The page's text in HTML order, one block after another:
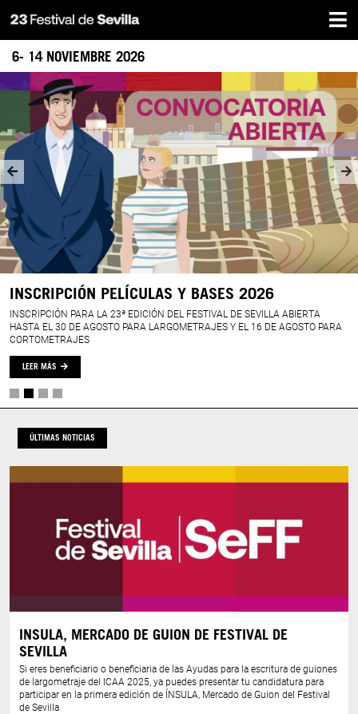
Skip
to
main
content
6- 14 NOVIEMBRE 2026
LA
BANDA
SONORA
PERFECTA
INSCRIPCIÓN PELÍCULAS Y BASES 2026
INSCRIPCIÓN PARA LA 23ª EDICIÓN DEL FESTIVAL DE SEVILLA ABIERTA
HASTA EL 30 DE AGOSTO PARA LARGOMETRAJES Y EL 16 DE AGOSTO PARA
CORTOMETRAJES
LEER MÁS
ÚLTIMAS NOTICIAS
INSULA, MERCADO DE GUION DE FESTIVAL DE
SEVILLA
Si eres beneficiario o beneficiaria de las Ayudas para la escritura de guiones
de largometraje del ICAA 2025, ya puedes presentar tu candidatura para
participar en la primera edición de ÍNSULA, Mercado de Guion del Festival
de Sevilla